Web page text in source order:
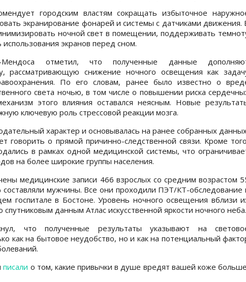
городским властям сокращать избыточное
экранирование фонарей и системы с датчиками движения.
ночной свет в помещении, поддерживать
использования экранов перед сном.
Мендоса отметил, что полученные данные
рассматривающую снижение ночного освещения как
По его словам, ранее было известно о
света ночью, в том числе о повышении риска
этого влияния оставался неясным. Новые
ключевую роль стрессовой реакции мозга.
характер и основывалась на ранее собранных
говорить о прямой причинно-следственной связи. Кроме
в рамках одной медицинской системы, что
на более широкие группы населения.
медицинские записи 466 взрослых со средним возрастом
составляли мужчины. Все они проходили ПЭТ/КТ-обследование
госпитале в Бостоне. Уровень ночного освещения вблизи
спутниковым данным Атлас искусственной яркости ночного неба.
что полученные результаты указывают на
как на бытовое неудобство, но и как на потенциальный
писали о том, какие привычки в душе вредят вашей коже